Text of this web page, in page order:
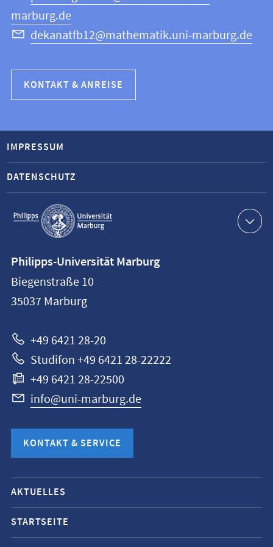
marburg.de
dekanatfb12@mathematik.uni-marburg.de
KONTAKT & ANREISE
Service-
Navigation
IMPRESSUM
DATENSCHUTZ
Philipps-
Universität
Marburg
Philipps-Universität Marburg
Biegenstraße 10
35037 Marburg
+49 6421 28-20
Studifon +49 6421 28-22222
+49 6421 28-22500
info@uni-marburg.de
KONTAKT & SERVICE
Mobile-
Service-
Navigation
und
AKTUELLES
STARTSEITE